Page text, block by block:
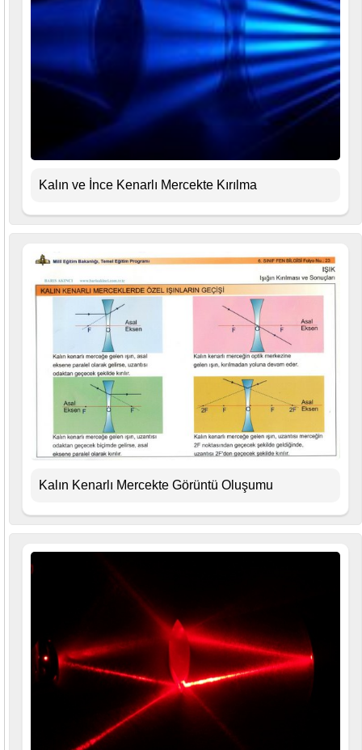
Kalın ve İnce Kenarlı Mercekte Kırılma
Kalın Kenarlı Mercekte Görüntü Oluşumu